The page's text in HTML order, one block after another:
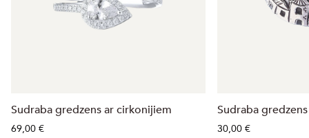
Sudraba gredzens ar cirkonijiem
69,00 €
Sudraba gredzens
30,00 €